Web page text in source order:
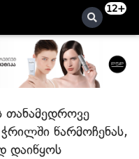
12+
ჭრილში წარმოჩენას,
დაიწყოს